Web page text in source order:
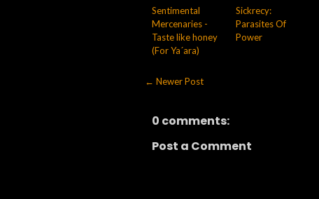
Sentimental
Mercenaries -
Taste like honey
(For Ya´ara)
Sickrecy:
Parasites Of
Power
← Newer Post
0 comments:
Post a Comment